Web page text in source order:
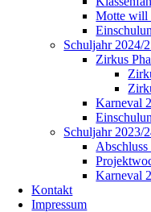
Motte will
Schuljahr 2024/
Zirkus
Karneval
Schuljahr 2023/
Abschluss
Karneval
Kontakt
Impressum